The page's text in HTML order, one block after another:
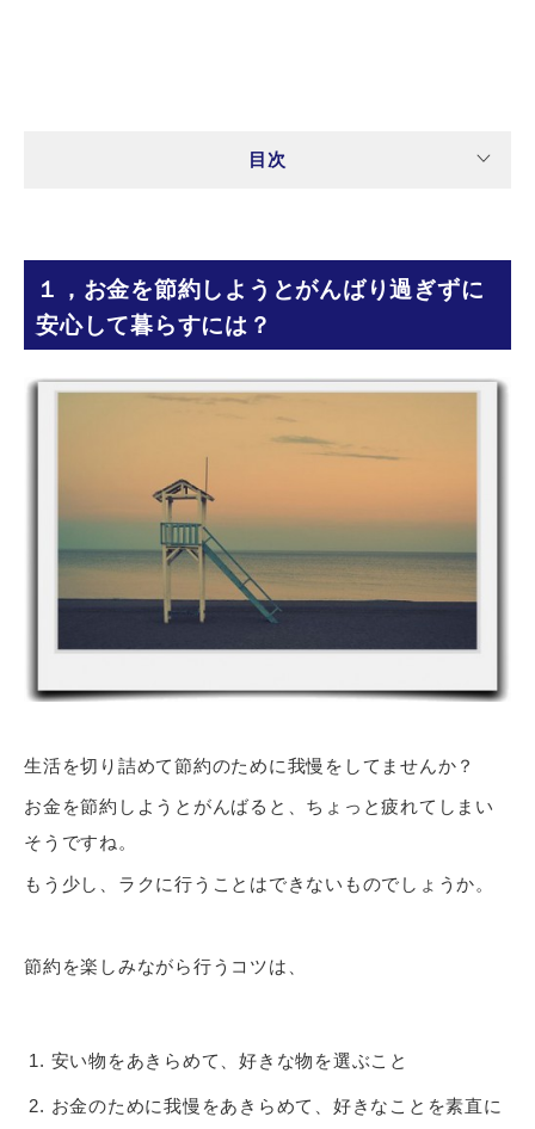
目次
１，お金を節約しようとがんばり過ぎずに
安心して暮らすには？
生活を切り詰めて節約のために我慢をしてませんか？
お金を節約しようとがんばると、ちょっと疲れてしまい
そうですね。
もう少し、ラクに行うことはできないものでしょうか。
節約を楽しみながら行うコツは、
安い物をあきらめて、好きな物を選ぶこと
お金のために我慢をあきらめて、好きなことを素直に